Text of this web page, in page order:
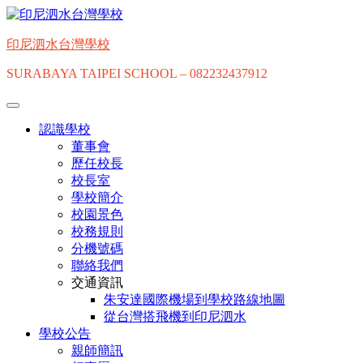
Skip
content
印尼泗水台灣學校
SURABAYA TAIPEI SCHOOL – 082232437912
認識學校
董事會
歷任校長
校長室
學校簡介
校園景色
校務規則
分機號碼
聯絡我們
交通資訊
朱安達國際機場到學校路線地圖
從台灣搭飛機到印尼泗水
學校公告
親師簡訊